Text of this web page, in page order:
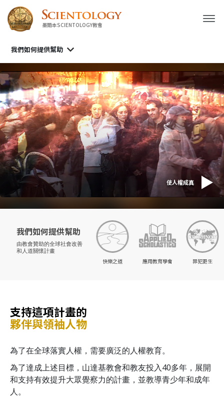
墨爾本SCIENTOLOGY教會
我們如何提供幫助
使人權成真
我們如何提供幫助
由教會贊助的全球社會改善
和人道關懷計畫
快樂之道
應用教育學會 罪犯更生
支持這項計畫的
夥伴與領袖人物
為了在全球落實人權，需要廣泛的人權教育。
為了達成上述目標，山達基教會和教友投入40多年，展開
和支持有效提升大眾覺察力的計畫，並教導青少年和成年
人。